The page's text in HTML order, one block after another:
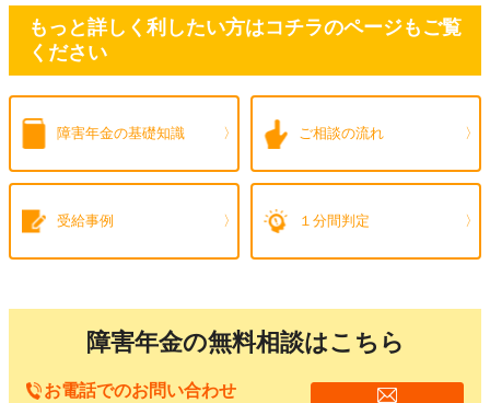
もっと詳しく利したい方はコチラのページもご覧
ください
障害年金の基礎知識 ご相談の流れ
受給事例 １分間判定
障害年金の無料相談はこちら
お電話でのお問い合わせ